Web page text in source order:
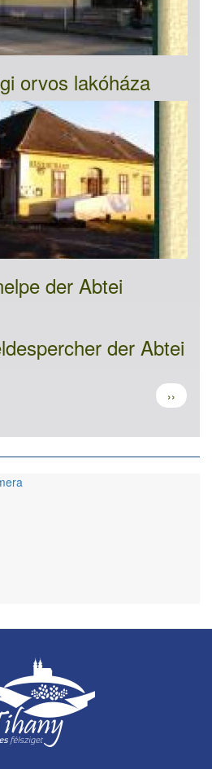
orvos lakóháza
der Abtei
der Abtei
Nächste
Seite
››